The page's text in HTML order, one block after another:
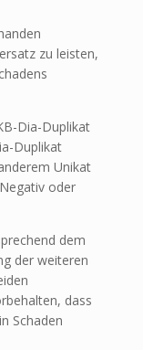
zu leisten,
Dia-Duplikat
Duplikat
Unikat
oder
dem
der weiteren
dass
Schaden